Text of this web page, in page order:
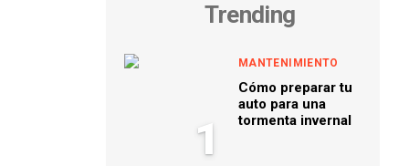
Trending
1
MANTENIMIENTO
Cómo preparar tu
auto para una
tormenta invernal